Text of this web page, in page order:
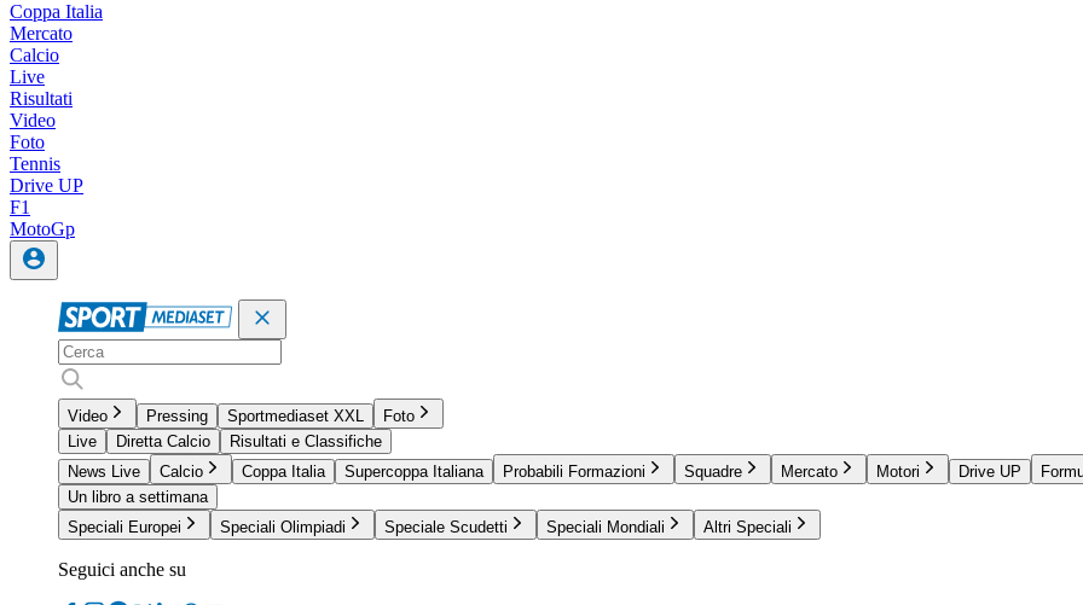
Coppa Italia
Mercato
Calcio
Live
Risultati
Video
Foto
Tennis
Drive UP
F1
MotoGp
Video Pressing Sportmediaset XXL
Foto
Live
Diretta Calcio
Risultati e Classifiche
News Live
Calcio Coppa Italia Supercoppa Italiana Probabili Formazioni Squadre Mercato Motori Drive UP
Un libro a settimana
Speciali Europei
Speciali Olimpiadi Speciale Scudetti Speciali Mondiali Altri Speciali
Seguici anche su